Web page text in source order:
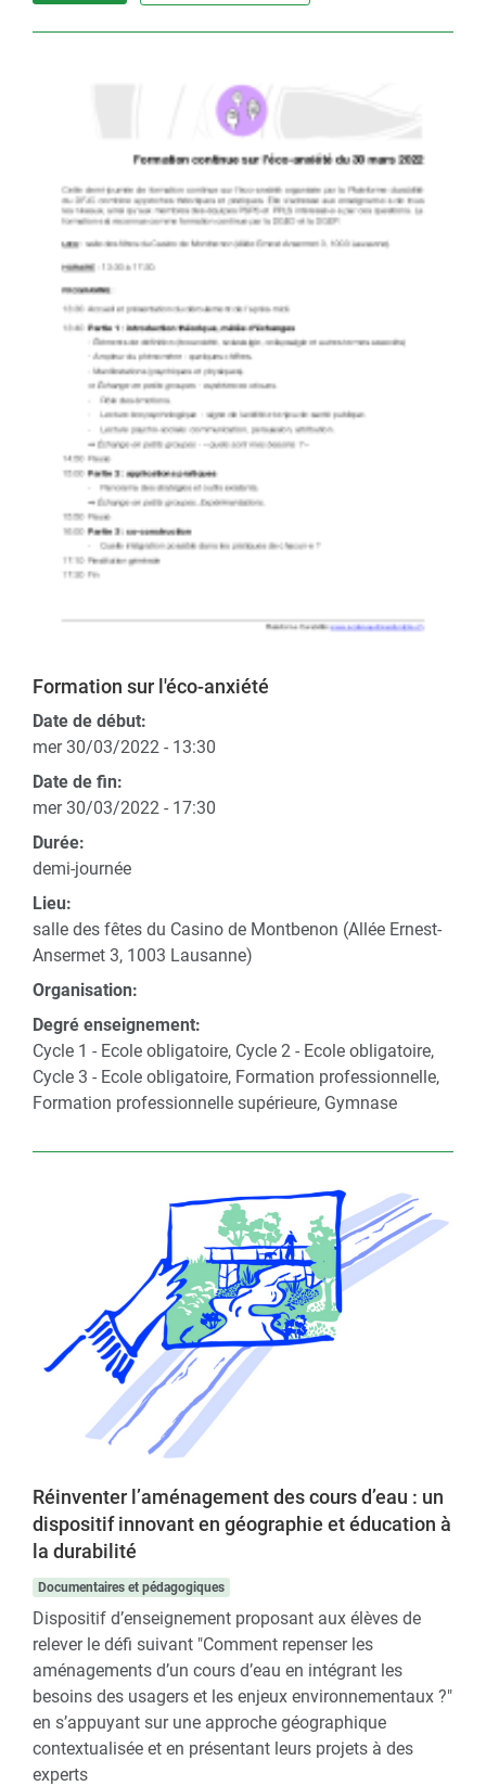
Formation sur l'éco-anxiété
Date de début:
mer 30/03/2022 - 13:30
Date de fin:
mer 30/03/2022 - 17:30
Durée:
demi-journée
Lieu:
salle des fêtes du Casino de Montbenon (Allée Ernest-
Ansermet 3, 1003 Lausanne)
Organisation:
Degré enseignement:
Cycle 1 - Ecole obligatoire, Cycle 2 - Ecole obligatoire,
Cycle 3 - Ecole obligatoire, Formation professionnelle,
Formation professionnelle supérieure, Gymnase
Réinventer l’aménagement des cours d’eau : un
dispositif innovant en géographie et éducation à
la durabilité
Documentaires et pédagogiques
Dispositif d’enseignement proposant aux élèves de
relever le défi suivant "Comment repenser les
aménagements d’un cours d’eau en intégrant les
besoins des usagers et les enjeux environnementaux ?"
en s’appuyant sur une approche géographique
contextualisée et en présentant leurs projets à des
experts